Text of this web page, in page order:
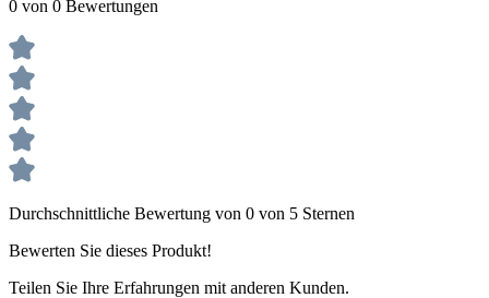
0 von 0 Bewertungen
Durchschnittliche Bewertung von 0 von 5 Sternen
Bewerten Sie dieses Produkt!
Teilen Sie Ihre Erfahrungen mit anderen Kunden.